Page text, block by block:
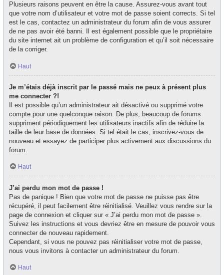
Plusieurs raisons peuvent en être la cause. Assurez-vous avant tout
que votre nom d’utilisateur et votre mot de passe soient corrects. Si tel
est le cas, contactez un administrateur du forum afin de vous assurer
de ne pas avoir été banni. Il est également possible que le propriétaire
du site internet ait un problème de configuration et qu’il soit nécessaire
de la corriger.
Haut
Je m’étais déjà inscrit par le passé mais ne peux à présent plus
me connecter ?!
Il est possible qu’un administrateur ait désactivé ou supprimé votre
compte pour une quelconque raison. De plus, beaucoup de forums
suppriment périodiquement les utilisateurs inactifs afin de réduire la
taille de leur base de données. Si tel était le cas, inscrivez-vous de
nouveau et essayez de participer plus activement aux discussions du
forum.
Haut
J’ai perdu mon mot de passe !
Pas de panique ! Bien que votre mot de passe ne puisse pas être
récupéré, il peut facilement être réinitialisé. Veuillez vous rendre sur la
page de connexion et cliquer sur « J’ai perdu mon mot de passe ».
Suivez les instructions et vous devriez être en mesure de pouvoir vous
connecter de nouveau rapidement.
Cependant, si vous ne pouvez pas réinitialiser votre mot de passe,
nous vous invitons à contacter un administrateur du forum.
Haut